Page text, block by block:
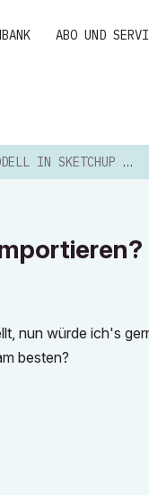
ABO UND
IN SKETCHUP IMPORTIEREN?
nun würde ich's
besten?